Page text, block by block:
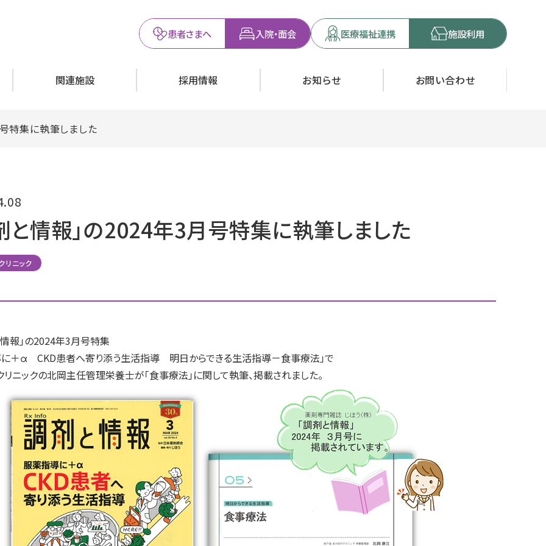
患者さまへ 入院・面会 医療福祉連携 施設利用
関連施設 採用情報 お知らせ お問い合わせ
特集に執筆しました
と情報」の2024年3月号特集に執筆しました
リニック
報」の2024年3月号特集
に＋α CKD患者へ寄り添う生活指導 明日からできる生活指導－食事療法」で
ニックの北岡主任管理栄養士が「食事療法」に関して執筆、掲載されました。